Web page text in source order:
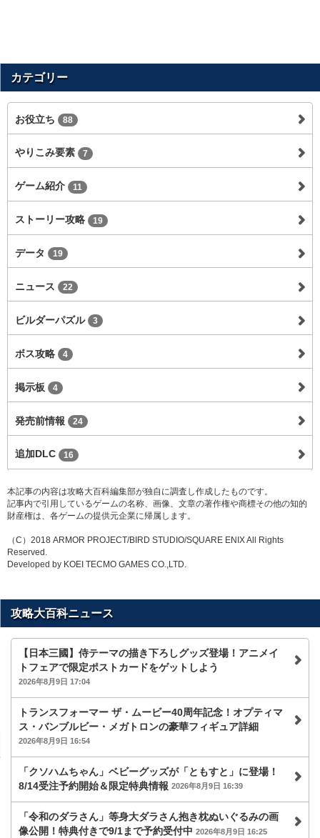
カテゴリー
お役立ち 88
やりこみ要素 7
ゲーム紹介 11
ストーリー攻略 19
データ 19
ニュース 22
ビルダーパズル 3
ボス攻略 4
掲示板 4
発売前情報 24
追加DLC 16
本記事の内容は攻略大百科編集部が独自に調査し作成したものです。
記事内で引用しているゲームの名称、画像、文章の著作権や商標その他の知的
財産権は、各ゲームの提供元企業に帰属します。
（C）2018 ARMOR PROJECT/BIRD STUDIO/SQUARE ENIX All Rights
Reserved.
Developed by KOEI TECMO GAMES CO.,LTD.
攻略大百科ニュース
【日本三國】侍テーマの描き下ろしグッズ登場！アニメイ
トフェアで限定ポストカードをゲットしよう
2026年8月9日 17:04
トランスフォーマー ザ・ムービー40周年記念！オプティマ
ス・バンブルビー・メガトロンの豪華フィギュア詳細
2026年8月9日 16:54
「クソハムちゃん」ベビーグッズが「ともすと」に登場！
8/14受注予約開始＆限定特典情報 2026年8月9日 16:39
「令和のダラさん」等身大ダラさん抱き枕ぬいぐるみの画
像公開！特典付きで9/1まで予約受付中 2026年8月9日 16:25